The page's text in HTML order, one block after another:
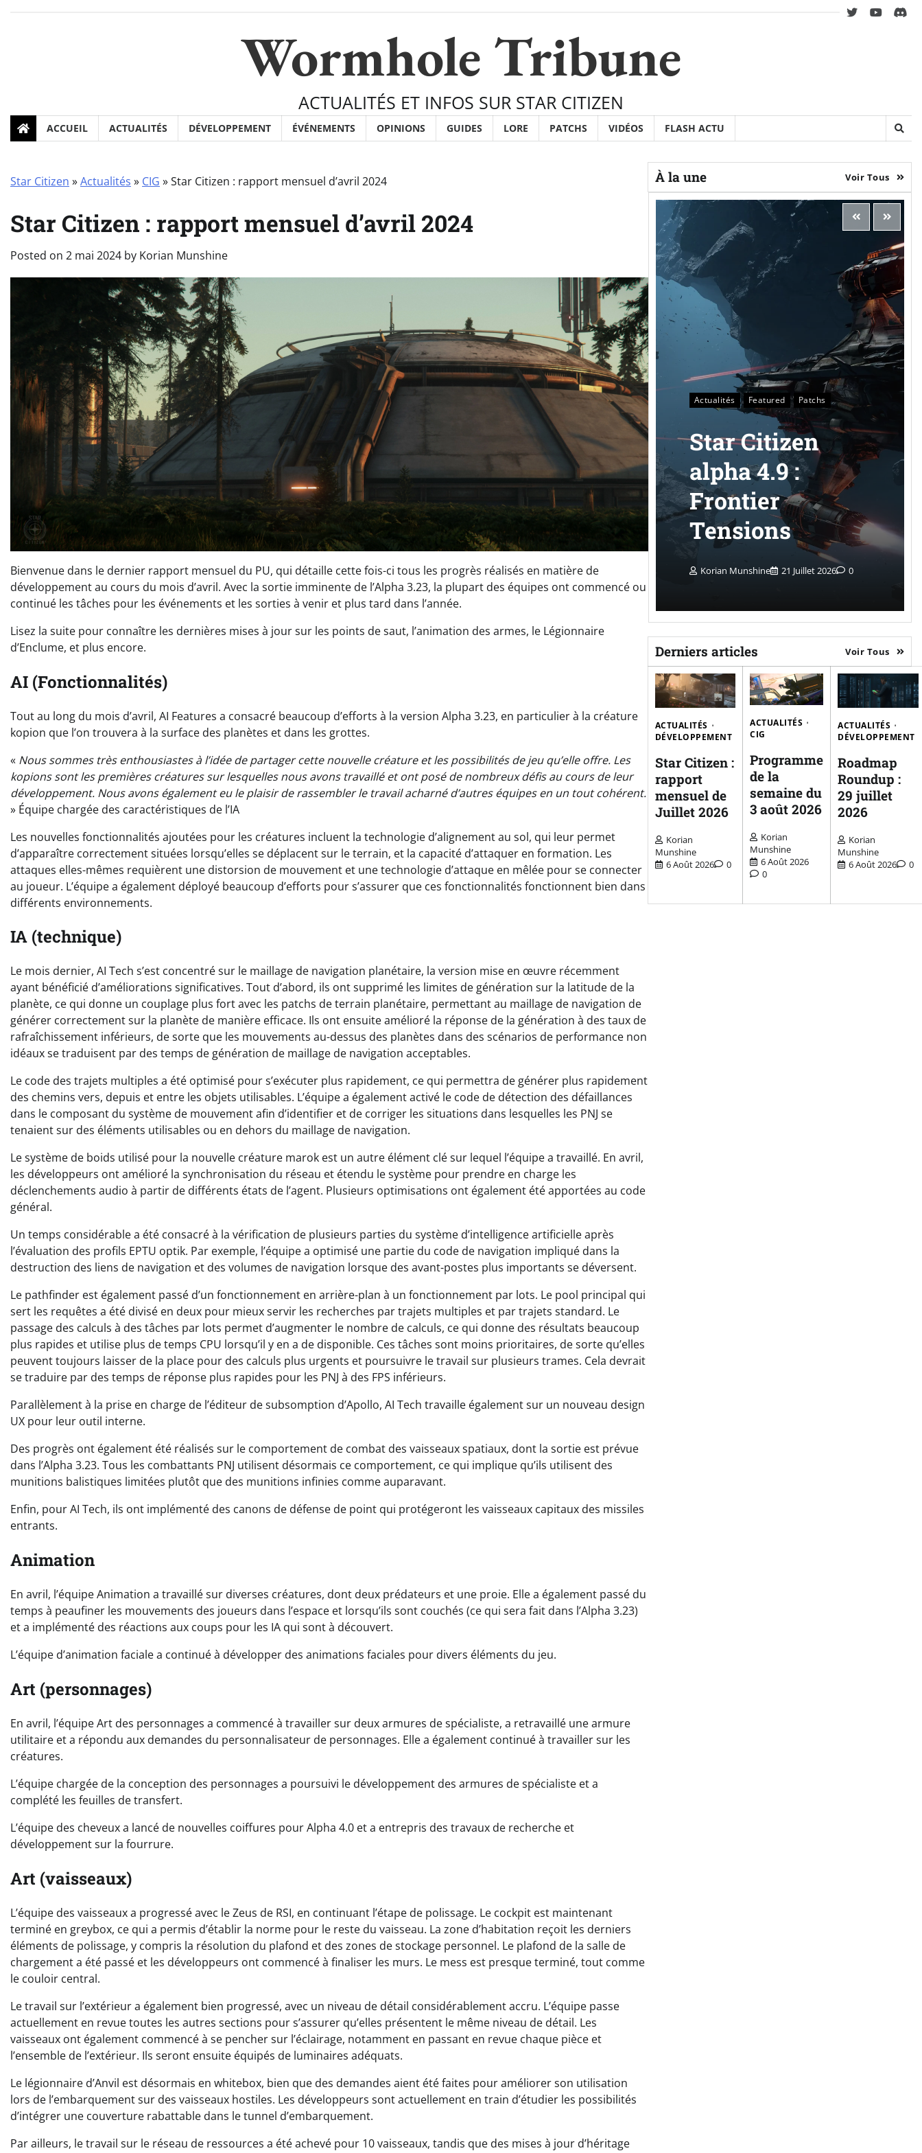
twitteryoutube
Wormhole Tribune
ACTUALITÉS ET INFOS SUR STAR CITIZEN
ACCUEIL ACTUALITÉS DÉVELOPPEMENT ÉVÉNEMENTS OPINIONS GUIDES LORE PATCHS VIDÉOS FLASH ACTU
Star Citizen »Actualités » CIG »Star Citizen : rapport mensuel d’avril 2024
Star Citizen : rapport mensuel d’avril 2024
Posted on 2 mai 2024 by Korian Munshine
Bienvenue dans le dernier rapport mensuel du PU, qui détaille cette fois-ci tous les progrès réalisés en matière de
développement au cours du mois d’avril. Avec la sortie imminente de l’Alpha 3.23, la plupart des équipes ont commencé ou
continué les tâches pour les événements et les sorties à venir et plus tard dans l’année.
Lisez la suite pour connaître les dernières mises à jour sur les points de saut, l’animation des armes, le Légionnaire
d’Enclume, et plus encore.
AI (Fonctionnalités)
Tout au long du mois d’avril, AI Features a consacré beaucoup d’efforts à la version Alpha 3.23, en particulier à la créature
kopion que l’on trouvera à la surface des planètes et dans les grottes.
« Nous sommes très enthousiastes à l’idée de partager cette nouvelle créature et les possibilités de jeu qu’elle offre. Les
kopions sont les premières créatures sur lesquelles nous avons travaillé et ont posé de nombreux défis au cours de leur
développement. Nous avons également eu le plaisir de rassembler le travail acharné d’autres équipes en un tout cohérent.
» Équipe chargée des caractéristiques de l’IA
Les nouvelles fonctionnalités ajoutées pour les créatures incluent la technologie d’alignement au sol, qui leur permet
d’apparaître correctement situées lorsqu’elles se déplacent sur le terrain, et la capacité d’attaquer en formation. Les
attaques elles-mêmes requièrent une distorsion de mouvement et une technologie d’attaque en mêlée pour se connecter
au joueur. L’équipe a également déployé beaucoup d’efforts pour s’assurer que ces fonctionnalités fonctionnent bien dans
différents environnements.
IA (technique)
Le mois dernier, AI Tech s’est concentré sur le maillage de navigation planétaire, la version mise en œuvre récemment
ayant bénéficié d’améliorations significatives. Tout d’abord, ils ont supprimé les limites de génération sur la latitude de la
planète, ce qui donne un couplage plus fort avec les patchs de terrain planétaire, permettant au maillage de navigation de
générer correctement sur la planète de manière efficace. Ils ont ensuite amélioré la réponse de la génération à des taux de
rafraîchissement inférieurs, de sorte que les mouvements au-dessus des planètes dans des scénarios de performance non
idéaux se traduisent par des temps de génération de maillage de navigation acceptables.
Le code des trajets multiples a été optimisé pour s’exécuter plus rapidement, ce qui permettra de générer plus rapidement
des chemins vers, depuis et entre les objets utilisables. L’équipe a également activé le code de détection des défaillances
dans le composant du système de mouvement afin d’identifier et de corriger les situations dans lesquelles les PNJ se
tenaient sur des éléments utilisables ou en dehors du maillage de navigation.
Le système de boids utilisé pour la nouvelle créature marok est un autre élément clé sur lequel l’équipe a travaillé. En avril,
les développeurs ont amélioré la synchronisation du réseau et étendu le système pour prendre en charge les
déclenchements audio à partir de différents états de l’agent. Plusieurs optimisations ont également été apportées au code
général.
Un temps considérable a été consacré à la vérification de plusieurs parties du système d’intelligence artificielle après
l’évaluation des profils EPTU optik. Par exemple, l’équipe a optimisé une partie du code de navigation impliqué dans la
destruction des liens de navigation et des volumes de navigation lorsque des avant-postes plus importants se déversent.
Le pathfinder est également passé d’un fonctionnement en arrière-plan à un fonctionnement par lots. Le pool principal qui
sert les requêtes a été divisé en deux pour mieux servir les recherches par trajets multiples et par trajets standard. Le
passage des calculs à des tâches par lots permet d’augmenter le nombre de calculs, ce qui donne des résultats beaucoup
plus rapides et utilise plus de temps CPU lorsqu’il y en a de disponible. Ces tâches sont moins prioritaires, de sorte qu’elles
peuvent toujours laisser de la place pour des calculs plus urgents et poursuivre le travail sur plusieurs trames. Cela devrait
se traduire par des temps de réponse plus rapides pour les PNJ à des FPS inférieurs.
Parallèlement à la prise en charge de l’éditeur de subsomption d’Apollo, AI Tech travaille également sur un nouveau design
UX pour leur outil interne.
Des progrès ont également été réalisés sur le comportement de combat des vaisseaux spatiaux, dont la sortie est prévue
dans l’Alpha 3.23. Tous les combattants PNJ utilisent désormais ce comportement, ce qui implique qu’ils utilisent des
munitions balistiques limitées plutôt que des munitions infinies comme auparavant.
Enfin, pour AI Tech, ils ont implémenté des canons de défense de point qui protégeront les vaisseaux capitaux des missiles
entrants.
Animation
En avril, l’équipe Animation a travaillé sur diverses créatures, dont deux prédateurs et une proie. Elle a également passé du
temps à peaufiner les mouvements des joueurs dans l’espace et lorsqu’ils sont couchés (ce qui sera fait dans l’Alpha 3.23)
et a implémenté des réactions aux coups pour les IA qui sont à découvert.
L’équipe d’animation faciale a continué à développer des animations faciales pour divers éléments du jeu.
Art (personnages)
En avril, l’équipe Art des personnages a commencé à travailler sur deux armures de spécialiste, a retravaillé une armure
utilitaire et a répondu aux demandes du personnalisateur de personnages. Elle a également continué à travailler sur les
créatures.
L’équipe chargée de la conception des personnages a poursuivi le développement des armures de spécialiste et a
complété les feuilles de transfert.
L’équipe des cheveux a lancé de nouvelles coiffures pour Alpha 4.0 et a entrepris des travaux de recherche et
développement sur la fourrure.
Art (vaisseaux)
L’équipe des vaisseaux a progressé avec le Zeus de RSI, en continuant l’étape de polissage. Le cockpit est maintenant
terminé en greybox, ce qui a permis d’établir la norme pour le reste du vaisseau. La zone d’habitation reçoit les derniers
éléments de polissage, y compris la résolution du plafond et des zones de stockage personnel. Le plafond de la salle de
chargement a été passé et les développeurs ont commencé à finaliser les murs. Le mess est presque terminé, tout comme
le couloir central.
Le travail sur l’extérieur a également bien progressé, avec un niveau de détail considérablement accru. L’équipe passe
actuellement en revue toutes les autres sections pour s’assurer qu’elles présentent le même niveau de détail. Les
vaisseaux ont également commencé à se pencher sur l’éclairage, notamment en passant en revue chaque pièce et
l’ensemble de l’extérieur. Ils seront ensuite équipés de luminaires adéquats.
Le légionnaire d’Anvil est désormais en whitebox, bien que des demandes aient été faites pour améliorer son utilisation
lors de l’embarquement sur des vaisseaux hostiles. Les développeurs sont actuellement en train d’étudier les possibilités
d’intégrer une couverture rabattable dans le tunnel d’embarquement.
Par ailleurs, le travail sur le réseau de ressources a été achevé pour 10 vaisseaux, tandis que des mises à jour d’héritage
À la une Voir Tous
Featured Patchs
Star Citizen
Alpha 4.7 :
Welcome to the
rock
Korian Munshine 26 Mars 2026 0
Actualités Featured Patchs
Star Citizen
alpha 4.9 :
Frontier
Tensions
Korian Munshine 21 Juillet 2026 0
Derniers articles Voir Tous
ACTUALITÉS
DÉVELOPPEMENT
Star Citizen :
rapport
mensuel de
Juillet 2026
Korian
Munshine
6 Août 2026
0
ACTUALITÉS
CIG
Programme
de la
semaine du
3 août 2026
Korian
Munshine
6 Août 2026
0
ACTUALITÉS
DÉVELOPPEMENT
Roadmap
Roundup :
29 juillet
2026
Korian
Munshine
6 Août 2026
0